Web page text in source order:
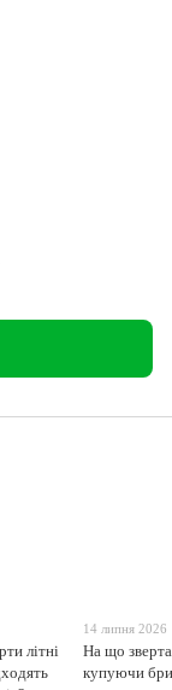
літні
14 липня 2026
На що
купуючи